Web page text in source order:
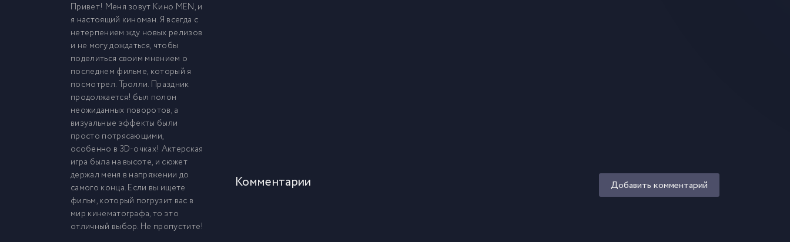
Привет! Меня зовут Кино MEN, и
я настоящий киноман. Я всегда с
нетерпением жду новых релизов
и не могу дождаться, чтобы
поделиться своим мнением о
последнем фильме, который я
посмотрел. Тролли. Праздник
продолжается! был полон
неожиданных поворотов, а
визуальные эффекты были
просто потрясающими,
особенно в 3D-очках! Актерская
игра была на высоте, и сюжет
держал меня в напряжении до
самого конца. Если вы ищете
фильм, который погрузит вас в
мир кинематографа, то это
отличный выбор. Не пропустите!
Комментарии Добавить комментарий